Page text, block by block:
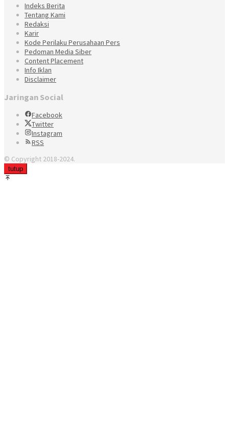
Indeks Berita
Tentang Kami
Redaksi
Karir
Kode Perilaku Perusahaan Pers
Pedoman Media Siber
Content Placement
Info Iklan
Disclaimer
Jaringan Social
Facebook
Twitter
Instagram
RSS
© Copyright 2018-2024.
tutup